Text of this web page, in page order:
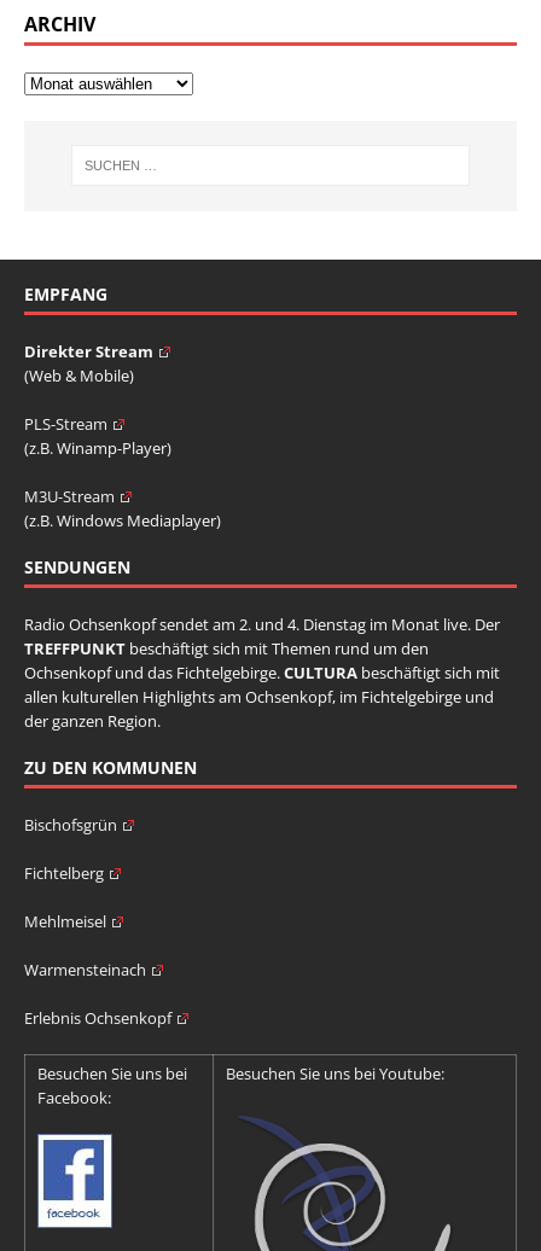
ARCHIV
EMPFANG
Direkter Stream
(Web & Mobile)
PLS-Stream
(z.B. Winamp-Player)
M3U-Stream
(z.B. Windows Mediaplayer)
SENDUNGEN
Radio Ochsenkopf sendet am 2. und 4. Dienstag im Monat live. Der
TREFFPUNKT beschäftigt sich mit Themen rund um den
Ochsenkopf und das Fichtelgebirge.CULTURA beschäftigt sich mit
allen kulturellen Highlights am Ochsenkopf, im Fichtelgebirge und
der ganzen Region.
ZU DEN KOMMUNEN
Bischofsgrün
Fichtelberg
Mehlmeisel
Warmensteinach
Erlebnis Ochsenkopf
Besuchen Sie uns bei
Facebook:
Besuchen Sie uns bei Youtube: